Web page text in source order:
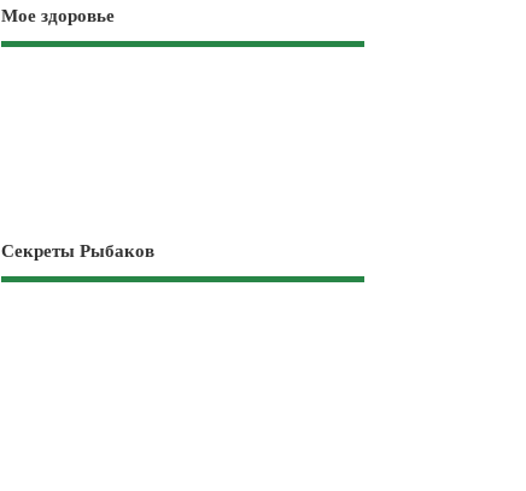
Мое здоровье
Секреты Рыбаков